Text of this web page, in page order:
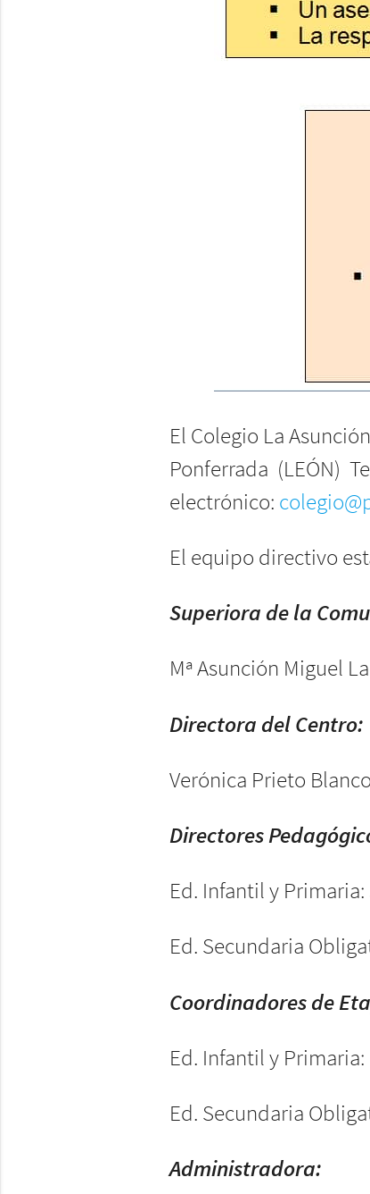
El Colegio La
Ponferrada (LEÓN)
electrónico:
El equipo directivo
Superiora de la
Mª Asunción Miguel
Directora del Centro:
Verónica Prieto Blanco
Directores
Ed. Infantil y
Ed. Secundaria
Coordinadores de
Ed. Infantil y
Ed. Secundaria
Administradora: